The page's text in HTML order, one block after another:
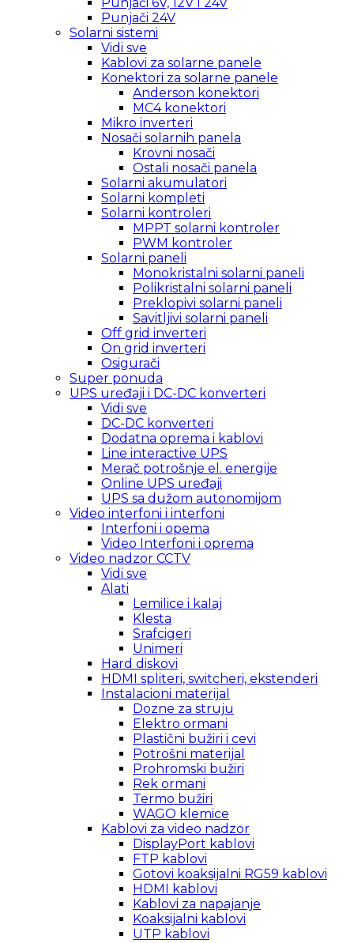
Punjači 24V
Solarni sistemi
Vidi sve
Kablovi za solarne panele
Konektori za solarne panele
Anderson konektori
MC4 konektori
Mikro inverteri
Nosači solarnih panela
Krovni nosači
Ostali nosači panela
Solarni akumulatori
Solarni kompleti
Solarni kontroleri
MPPT solarni kontroler
PWM kontroler
Solarni paneli
Monokristalni solarni paneli
Polikristalni solarni paneli
Preklopivi solarni paneli
Savitljivi solarni paneli
Off grid inverteri
On grid inverteri
Osigurači
Super ponuda
UPS uređaji i DC-DC konverteri
Vidi sve
DC-DC konverteri
Dodatna oprema i kablovi
Line interactive UPS
Merač potrošnje el. energije
Online UPS uređaji
UPS sa dužom autonomijom
Video interfoni i interfoni
Interfoni i opema
Video Interfoni i oprema
Video nadzor CCTV
Vidi sve
Alati
Lemilice i kalaj
Klesta
Srafcigeri
Unimeri
Hard diskovi
HDMI spliteri, switcheri, ekstenderi
Instalacioni materijal
Dozne za struju
Elektro ormani
Plastični bužiri i cevi
Potrošni materijal
Prohromski bužiri
Rek ormani
Termo bužiri
WAGO klemice
Kablovi za video nadzor
DisplayPort kablovi
FTP kablovi
Gotovi koaksijalni RG59 kablovi
HDMI kablovi
Kablovi za napajanje
Koaksijalni kablovi
UTP kablovi